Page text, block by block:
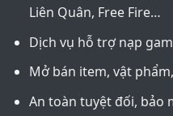
Liên Quân, Free Fire…
Dịch vụ hỗ trợ nạp
Mở bán item, vật
An toàn tuyệt đối, bảo